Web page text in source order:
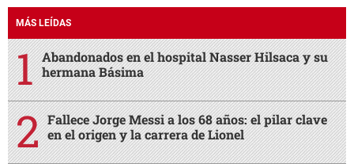
MÁS LEÍDAS
Abandonados en el hospital Nasser Hilsaca y su
hermana Básima
Fallece Jorge Messi a los 68 años: el pilar clave
en el origen y la carrera de Lionel